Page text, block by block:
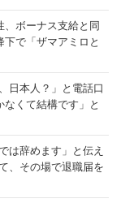
、ボーナス支給と同
で「ザマアミロと
日本人？」と電話口
くて結構です」と
は辞めます」と伝え
、その場で退職届を